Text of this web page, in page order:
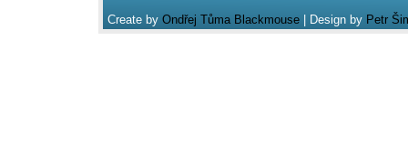
Create by Ondřej Tůma Blackmouse| Design by Petr